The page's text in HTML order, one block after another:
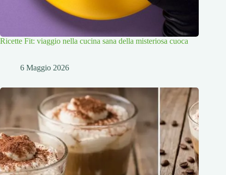
Ricette Fit: viaggio nella cucina sana della misteriosa cuoca
6 Maggio 2026